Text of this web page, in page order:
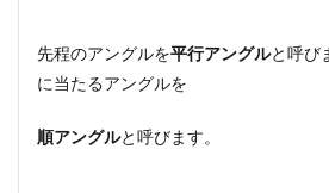
先程のアングルを平行アングルと呼び
に当たるアングルを
順アングルと呼びます。